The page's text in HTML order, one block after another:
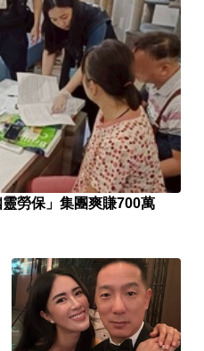
勞保」集團爽賺700萬